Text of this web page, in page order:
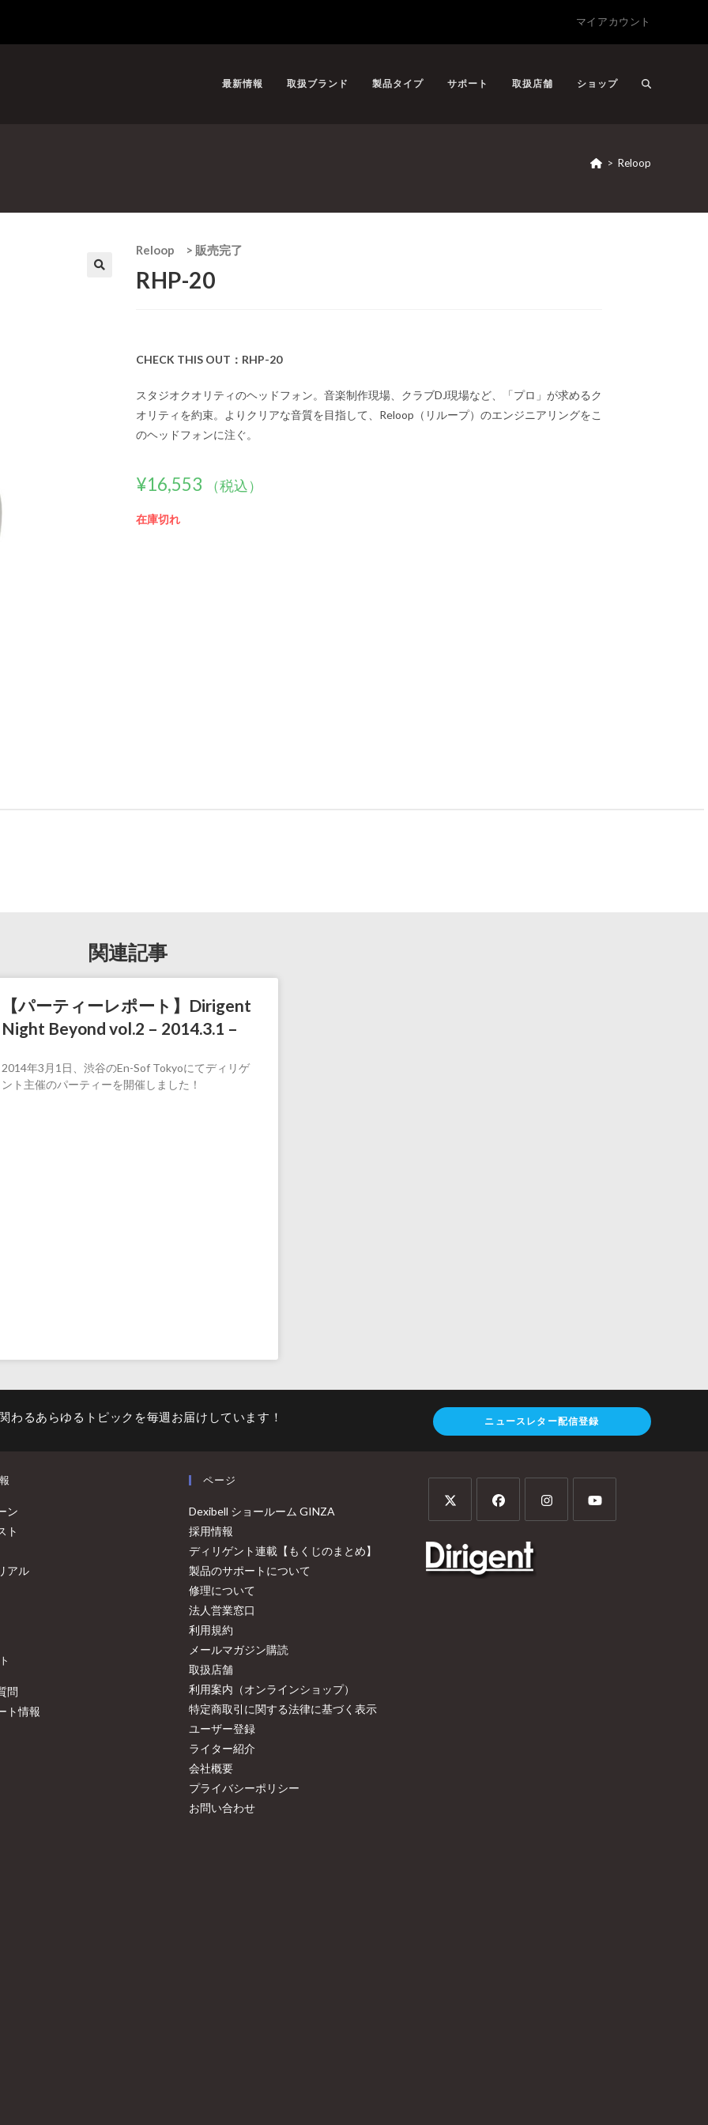
マイアカウント
最新情報 取扱ブランド 製品タイプ サポート 取扱店舗 ショップ
> Reloop
Reloop > 販売完了
RHP-20
CHECK THIS OUT：RHP-20
スタジオクオリティのヘッドフォン。音楽制作現場、クラブDJ現場など、「プロ」が求めるク
オリティを約束。よりクリアな音質を目指して、Reloop（リループ）のエンジニアリングをこ
のヘッドフォンに注ぐ。
¥16,553 （税込）
在庫切れ
関連記事
【パーティーレポート】Dirigent
Night Beyond vol.2 – 2014.3.1 –
2014年3月1日、渋谷のEn-Sof Tokyoにてディリゲ
ント主催のパーティーを開催しました！
るあらゆるトピックを毎週お届けしています！ ニュースレター配信登録
ン
ト
アル
問
ト情報
ページ
Dexibell ショールーム GINZA
採用情報
ディリゲント連載【もくじのまとめ】
製品のサポートについて
修理について
法人営業窓口
利用規約
メールマガジン購読
取扱店舗
利用案内（オンラインショップ）
特定商取引に関する法律に基づく表示
ユーザー登録
ライター紹介
会社概要
プライバシーポリシー
お問い合わせ